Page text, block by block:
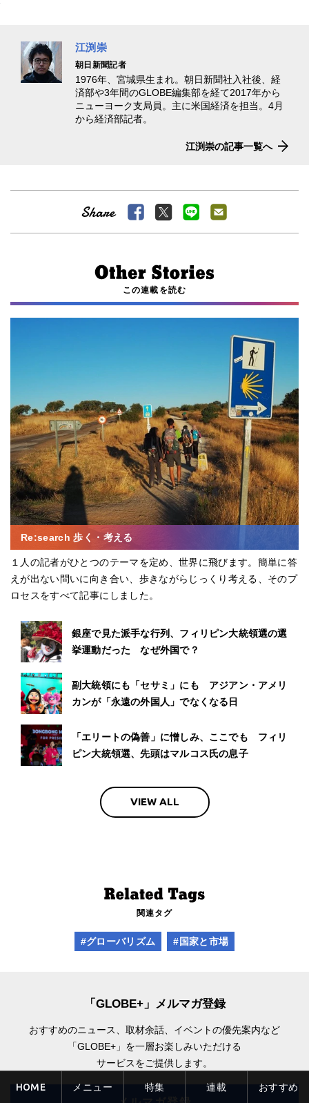
江渕崇
朝日新聞記者
1976年、宮城県生まれ。朝日新聞社入社後、経
済部や3年間のGLOBE編集部を経て2017年から
ニューヨーク支局員。主に米国経済を担当。4月
から経済部記者。
江渕崇の記事一覧へ
この連載を読む
Re:search 歩く・考える
１人の記者がひとつのテーマを定め、世界に飛びます。簡単に答
えが出ない問いに向き合い、歩きながらじっくり考える、そのプ
ロセスをすべて記事にしました。
銀座で見た派手な行列、フィリピン大統領選の選
挙運動だった なぜ外国で？
副大統領にも「セサミ」にも アジアン・アメリ
カンが「永遠の外国人」でなくなる日
「エリートの偽善」に憎しみ、ここでも フィリ
ピン大統領選、先頭はマルコス氏の息子
VIEW ALL
関連タグ
#グローバリズム #国家と市場
「GLOBE+」メルマガ登録
おすすめのニュース、取材余話、 イベントの優先案内など
「GLOBE+」を一層お楽しみいただける
サービスをご提供します。
HOME メニュー 特集 連載 おすすめ